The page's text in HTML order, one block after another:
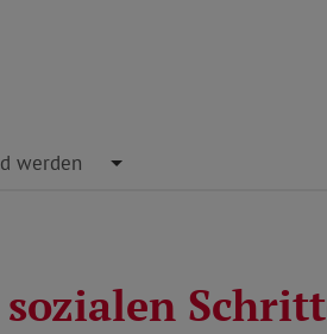
werden Toggle Dropdown